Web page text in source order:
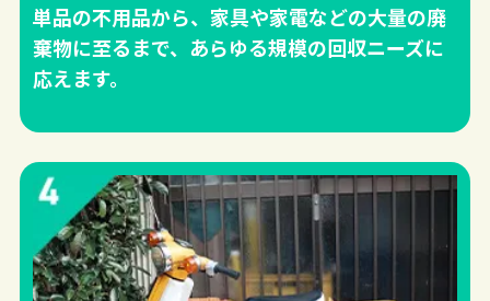
単品の不用品から、家具や家電などの大量の廃
棄物に至るまで、あらゆる規模の回収ニーズに
応えます。